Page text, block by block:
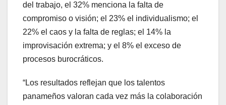
del trabajo, el 32% menciona la falta de
compromiso o visión; el 23% el individualismo; el
22% el caos y la falta de reglas; el 14% la
improvisación extrema; y el 8% el exceso de
procesos burocráticos.
“Los resultados reflejan que los talentos
panameños valoran cada vez más la colaboración